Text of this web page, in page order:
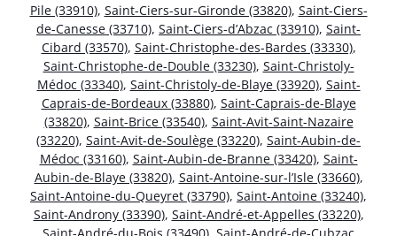
Pile (33910), Saint-Ciers-sur-Gironde (33820), Saint-Ciers-
de-Canesse (33710), Saint-Ciers-d’Abzac (33910), Saint-
Cibard (33570), Saint-Christophe-des-Bardes (33330),
Saint-Christophe-de-Double (33230), Saint-Christoly-
Médoc (33340), Saint-Christoly-de-Blaye (33920), Saint-
Caprais-de-Bordeaux (33880), Saint-Caprais-de-Blaye
(33820), Saint-Brice (33540), Saint-Avit-Saint-Nazaire
(33220), Saint-Avit-de-Soulège (33220), Saint-Aubin-de-
Médoc (33160), Saint-Aubin-de-Branne (33420), Saint-
Aubin-de-Blaye (33820), Saint-Antoine-sur-l’Isle (33660),
Saint-Antoine-du-Queyret (33790), Saint-Antoine (33240),
Saint-Androny (33390), Saint-André-et-Appelles (33220),